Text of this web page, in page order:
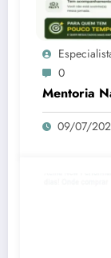
0
Mentoria
09/07/